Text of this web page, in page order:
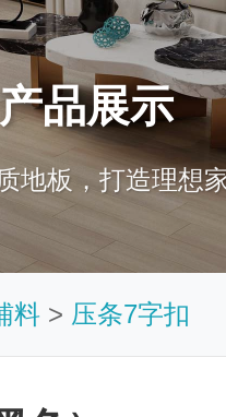
产品展示
地板，打造理想
料 > 压条7字扣